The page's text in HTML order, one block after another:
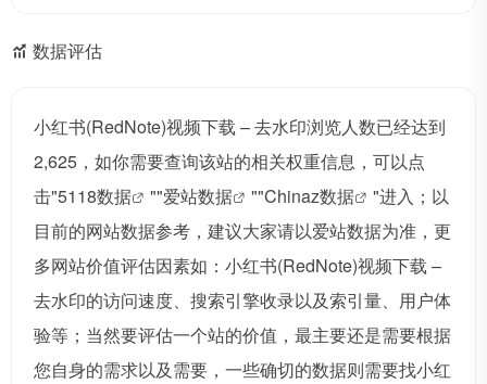
数据评估
小红书(RedNote)视频下载 – 去水印浏览人数已经达到
2,625，如你需要查询该站的相关权重信息，可以点
击"5118数据 ""爱站数据 ""Chinaz数据
"进入；以
目前的网站数据参考，建议大家请以爱站数据为准，更
多网站价值评估因素如：小红书(RedNote)视频下载 –
去水印的访问速度、搜索引擎收录以及索引量、用户体
验等；当然要评估一个站的价值，最主要还是需要根据
您自身的需求以及需要，一些确切的数据则需要找小红